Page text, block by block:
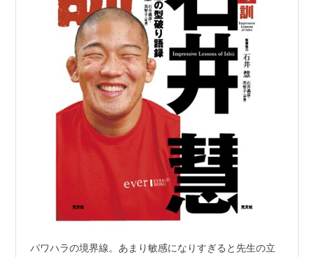
パワハラの境界線。あまり敏感になりすぎると先生の立